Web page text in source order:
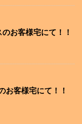
お客様宅にて！！
お客様宅にて！！